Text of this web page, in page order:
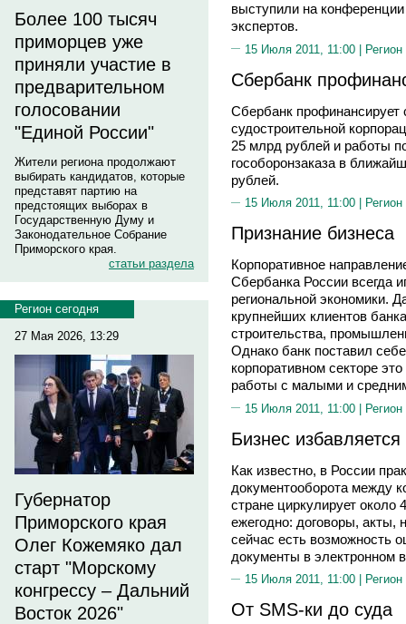
Более 100 тысяч
приморцев уже
приняли участие в
предварительном
голосовании
"Единой России"
Жители региона продолжают
выбирать кандидатов, которые
представят партию на
предстоящих выборах в
Государственную Думу и
Законодательное Собрание
Приморского края.
статьи раздела
Регион сегодня
27 Мая 2026, 13:29
Губернатор
Приморского края
Олег Кожемяко дал
старт "Морскому
конгрессу – Дальний
Восток 2026"
выступили на
экспертов.
15 Июля 2011, 11:00 | Регион
Сбербанк
Сбербанк профинансирует
судостроительной
25 млрд рублей и работы
гособоронзаказа в
рублей.
15 Июля 2011, 11:00 |
Признание бизнеса
Корпоративное
Сбербанка России всегда
региональной экономики.
крупнейших клиентов
строительства,
Однако банк поставил
корпоративном секторе
работы с малыми и
15 Июля 2011, 11:00 | Регион
Бизнес
Как известно, в России
документооборота между
стране циркулирует
ежегодно: договоры,
сейчас есть возможность
документы в электронном
15 Июля 2011, 11:00 |
От SMS-ки до суда